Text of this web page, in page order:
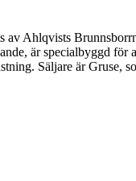
Ahlqvists
är specialbyggd
Säljare är Gruse,